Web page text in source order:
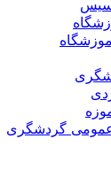
عمومی گردشگری